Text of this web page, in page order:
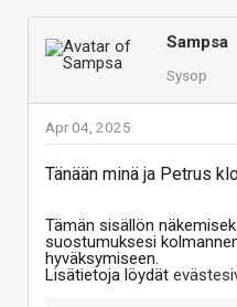
Sampsa
Sysop
Apr 04, 2025
Tänään minä ja Petrus
Tämän sisällön
suostumuksesi
hyväksymiseen.
Lisätietoja löydät